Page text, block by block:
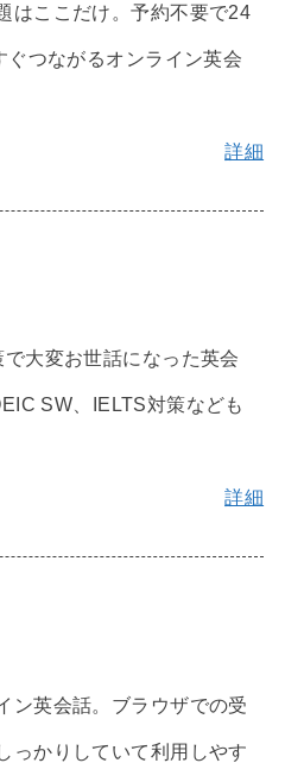
はここだけ。予約不要で24
つながるオンライン英会
詳細
大変お世話になった英会
SW、IELTS対策なども
詳細
ン英会話。ブラウザでの受
っかりしていて利用しやす